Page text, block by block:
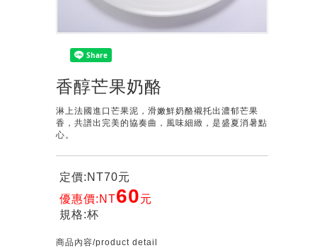
香醇芒果奶酪
淋上法國進口芒果泥，滑嫩鮮奶酪襯托出濃郁芒果
香，共譜出完美的協奏曲，風味細緻，是盛夏消暑點
心。
定價:NT70元
優惠價:NT60元
規格:杯
商品內容/product detail